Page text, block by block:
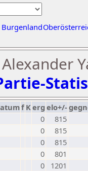
Burgenland
f Kerg elo+/-
0
815
0
815
0
815
0
801
0
1201